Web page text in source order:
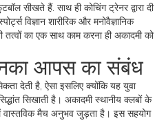
सीखते हैं. साथ हीकोचिंग ट्रेनर द्वारा दी
विज्ञान शारीरिक और मनोवैज्ञानिक
तत्वों का एक साथ काम करना ही अकादमी को
आपस का संबंध
देती है, ऐसा इसलिए क्योंकि यह युवा
सिखाती है। अकादमी स्थानीय क्लबों के
वास्तविक मैच अनुभव जुड़ता है। इस सहयोग